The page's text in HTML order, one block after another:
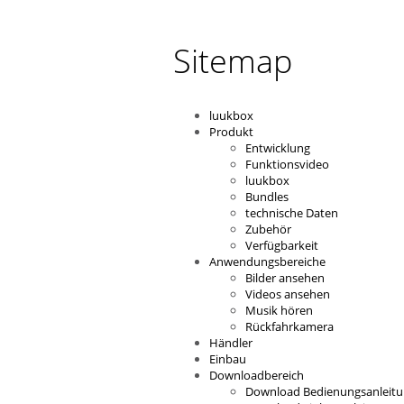
Sitemap
luukbox
Produkt
Entwicklung
Funktionsvideo
luukbox
Bundles
technische Daten
Zubehör
Verfügbarkeit
Anwendungsbereiche
Bilder ansehen
Videos ansehen
Musik hören
Rückfahrkamera
Händler
Einbau
Downloadbereich
Download